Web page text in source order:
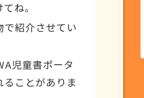
ね。
紹介させてい
児童書ポータ
ことがありま